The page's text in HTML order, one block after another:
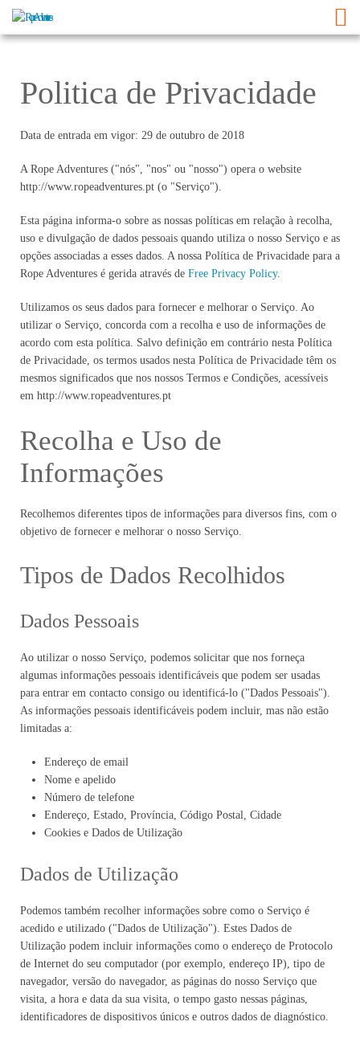
Politica de Privacidade
Data de entrada em vigor: 29 de outubro de 2018
A Rope Adventures ("nós", "nos" ou "nosso") opera o website
http://www.ropeadventures.pt (o "Serviço").
Esta página informa-o sobre as nossas políticas em relação à recolha,
uso e divulgação de dados pessoais quando utiliza o nosso Serviço e as
opções associadas a esses dados. A nossa Política de Privacidade para a
Rope Adventures é gerida através de Free Privacy Policy.
Utilizamos os seus dados para fornecer e melhorar o Serviço. Ao
utilizar o Serviço, concorda com a recolha e uso de informações de
acordo com esta política. Salvo definição em contrário nesta Política
de Privacidade, os termos usados nesta Política de Privacidade têm os
mesmos significados que nos nossos Termos e Condições, acessíveis
em http://www.ropeadventures.pt
Recolha e Uso de
Informações
Recolhemos diferentes tipos de informações para diversos fins, com o
objetivo de fornecer e melhorar o nosso Serviço.
Tipos de Dados Recolhidos
Dados Pessoais
Ao utilizar o nosso Serviço, podemos solicitar que nos forneça
algumas informações pessoais identificáveis que podem ser usadas
para entrar em contacto consigo ou identificá-lo ("Dados Pessoais").
As informações pessoais identificáveis podem incluir, mas não estão
limitadas a:
Endereço de email
Nome e apelido
Número de telefone
Endereço, Estado, Província, Código Postal, Cidade
Cookies e Dados de Utilização
Dados de Utilização
Podemos também recolher informações sobre como o Serviço é
acedido e utilizado ("Dados de Utilização"). Estes Dados de
Utilização podem incluir informações como o endereço de Protocolo
de Internet do seu computador (por exemplo, endereço IP), tipo de
navegador, versão do navegador, as páginas do nosso Serviço que
visita, a hora e data da sua visita, o tempo gasto nessas páginas,
identificadores de dispositivos únicos e outros dados de diagnóstico.